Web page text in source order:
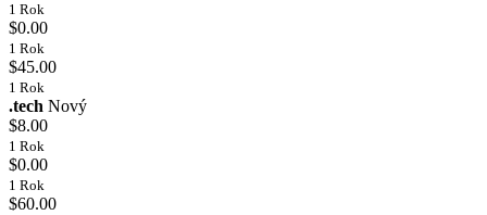
1 Rok
$0.00
1 Rok
$45.00
1 Rok
.tech Nový
$8.00
1 Rok
$0.00
1 Rok
$60.00